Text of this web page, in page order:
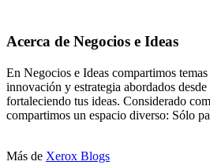
Acerca de Negocios e Ideas
En Negocios e Ideas compartimos
innovación y estrategia abordados
fortaleciendo tus ideas. Considerado
compartimos un espacio diverso: Sólo
Más de Xerox Blogs